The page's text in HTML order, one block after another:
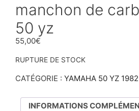
manchon de
50 yz
55,00€
RUPTURE DE STOCK
CATÉGORIE : YAMAHA 50 YZ 1982
INFORMATIONS